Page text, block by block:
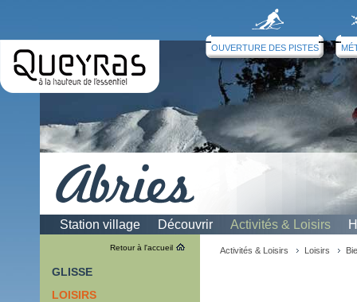
Bien-être
OUVERTURE DES PISTES
Station village Découvrir Activités & Loisirs
Retour à l'accueil
GLISSE
LOISIRS
Activités & Loisirs Loisirs